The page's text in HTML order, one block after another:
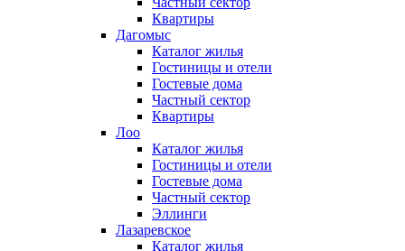
Квартиры
Дагомыс
Каталог жилья
Гостиницы и отели
Гостевые дома
Частный сектор
Квартиры
Лоо
Каталог жилья
Гостиницы и отели
Гостевые дома
Частный сектор
Эллинги
Лазаревское
Каталог жилья